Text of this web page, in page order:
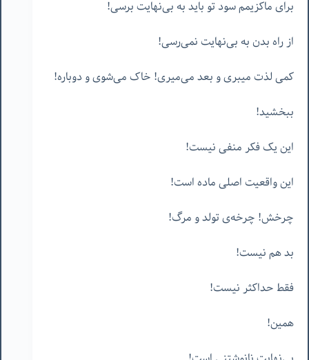
برای ماکزیمم سود تو باید به بی‌نهایت برسی!
از راه بدن به بی‌نهایت نمی‌رسی!
کمی لذت میبری و بعد می‌میری! خاک می‌شوی و دوباره!
ببخشید!
این یک فکر منفی نیست!
این واقعیت اصلی ماده است!
چرخش! چرخه‌ی تولد و مرگ!
بد هم نیست!
فقط حداکثر نیست!
همین!